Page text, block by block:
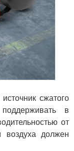
сжатого
в
от
должен